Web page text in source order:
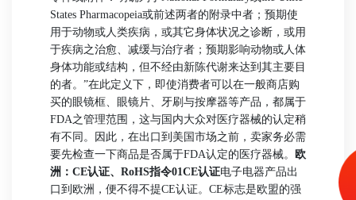
States Pharmacopeia或前述两者的附录中者；预期使
用于动物或人类疾病，或其它身体状况之诊断，或用
于疾病之治愈、减缓与治疗者；预期影响动物或人体
身体功能或结构，但不经由新陈代谢来达到其主要目
的者。”在此定义下，即使消费者可以在一般商店购
买的眼镜框、眼镜片、牙刷与按摩器等产品，都属于
FDA之管理范围，这与国内大众对医疗器械的认定稍
有不同。因此，在出口到美国市场之前，卖家务必需
要先检查一下商品是否属于FDA认定的医疗器械。
欧
洲：CE认证、RoHS指令01CE认证电子电器产品出
口到欧洲，便不得不提CE认证。CE标志是欧盟的强